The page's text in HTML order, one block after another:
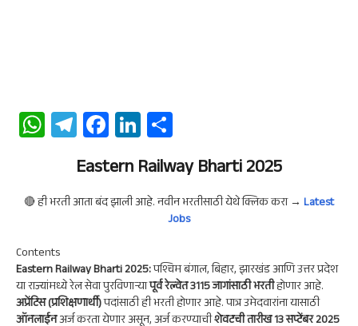
W
ha
A
p
Te
le
gr
a
Fa
ce
b
oo
Li
n
ke
dI
ha
re
Eastern Railway Bharti 2025
🔴 ही भरती आता बंद झाली आहे. नवीन भरतीसाठी येथे क्लिक करा → Latest
Jobs
Contents
Eastern Railway Bharti 2025:पश्चिम बंगाल, बिहार, झारखंड आणि उत्तर प्रदेश
या राज्यांमध्ये रेल सेवा पुरविणाऱ्यापूर्व रेल्वेत 3115 जागांसाठी भरतीहोणार आहे.
अप्रेंटिस (प्रशिक्षणार्थी)पदांसाठी ही भरती होणार आहे. पात्र उमेदवारांना यासाठी
ऑनलाईनअर्ज करता येणार असून, अर्ज करण्याचीशेवटची तारीख 13 सप्टेंबर 2025